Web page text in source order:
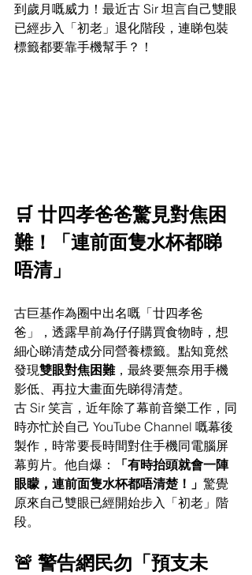
到歲月嘅威力！最近古 Sir 坦言自己雙眼
已經步入「初老」退化階段，連睇包裝
標籤都要靠手機幫手？！
🛒 廿四孝爸爸驚見對焦困
難！「連前面隻水杯都睇
唔清」
古巨基作為圈中出名嘅「廿四孝爸
爸」，透露早前為仔仔購買食物時，想
細心睇清楚成分同營養標籤。點知竟然
發現雙眼對焦困難，最終要無奈用手機
影低、再拉大畫面先睇得清楚。
古 Sir 笑言，近年除了幕前音樂工作，同
時亦忙於自己 YouTube Channel 嘅幕後
製作，時常要長時間對住手機同電腦屏
幕剪片。他自爆：
「有時抬頭就會一陣
眼矇，連前面隻水杯都唔清楚！」 驚覺
原來自己雙眼已經開始步入「初老」階
段。
🚨 警告網民勿「預支未